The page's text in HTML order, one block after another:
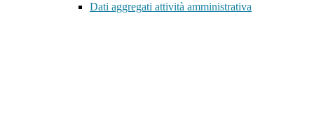
Dati aggregati attività amministrativa